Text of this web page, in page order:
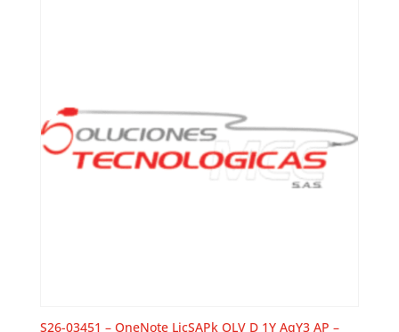
S26-03451 – OneNote LicSAPk OLV D 1Y AqY3 AP –